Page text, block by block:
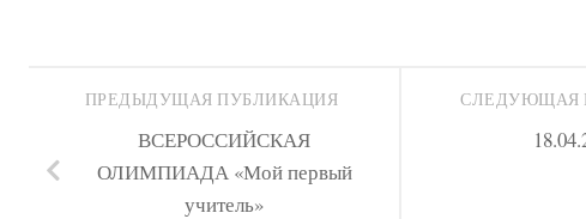
СЛЕДУЮЩАЯ
ПРЕДЫДУЩАЯ ПУБЛИКАЦИЯ
ВСЕРОССИЙСКАЯ
ОЛИМПИАДА «Мой первый
учитель»